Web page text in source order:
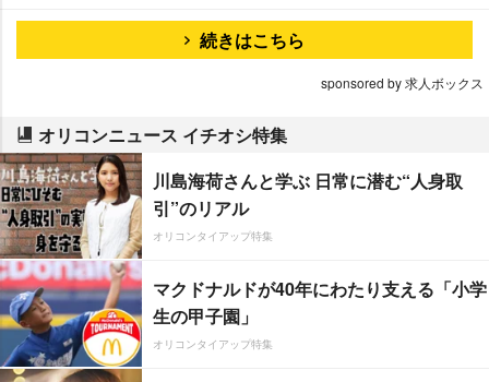
続きはこちら
sponsored by 求人ボックス
オリコンニュース イチオシ特集
川島海荷さんと学ぶ 日常に潜む“人身取
引”のリアル
オリコンタイアップ特集
マクドナルドが40年にわたり支える「小学
生の甲子園」
オリコンタイアップ特集